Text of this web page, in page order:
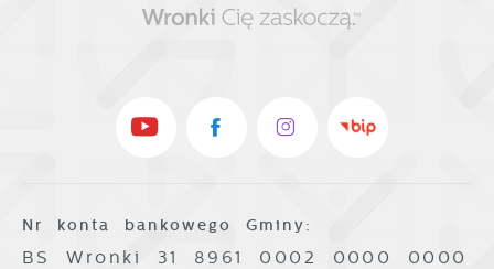
Nr konta bankowego Gminy:
BS Wronki 31 8961 0002 0000 0000